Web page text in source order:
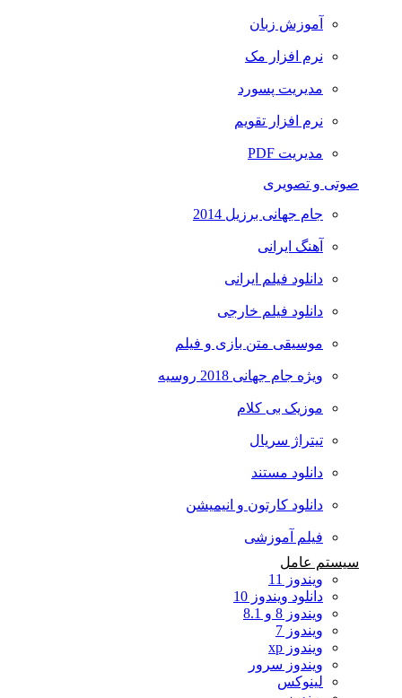
آموزش زبان
نرم افزار مک
مدیریت پسورد
نرم افزار تقویم
مدیریت PDF
صوتی و تصویری
جام جهانی برزیل 2014
آهنگ ایرانی
دانلود فیلم ایرانی
دانلود فیلم خارجی
موسیقی متن بازی و فیلم
ویژه جام جهانی 2018 روسیه
موزیک بی کلام
تیتراژ سریال
دانلود مستند
دانلود کارتون و انیمیشن
فیلم آموزشی
سیستم عامل
ویندوز 11
دانلود ویندوز 10
ویندوز 8 و 8.1
ویندوز 7
ویندوز xp
ویندوز سرور
لینوکس